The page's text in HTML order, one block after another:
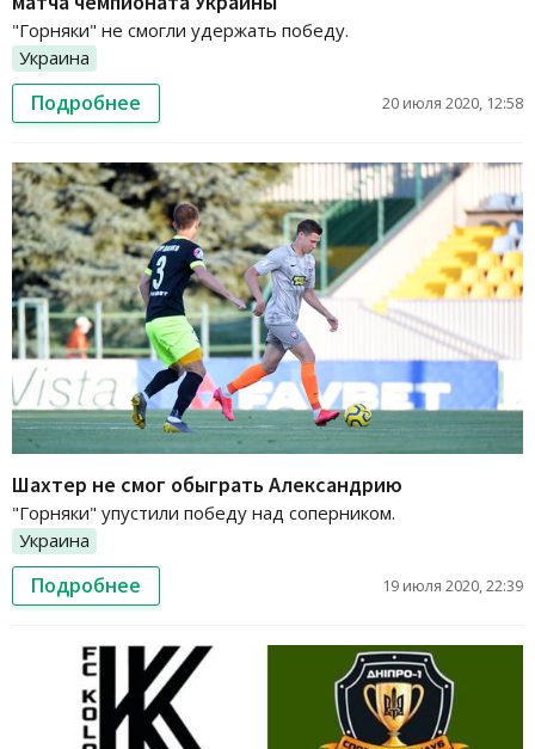
"Горняки" не смогли удержать победу.
Украина
Подробнее 20 июля 2020, 12:58
Шахтер не смог обыграть Александрию
"Горняки" упустили победу над соперником.
Украина
Подробнее 19 июля 2020, 22:39